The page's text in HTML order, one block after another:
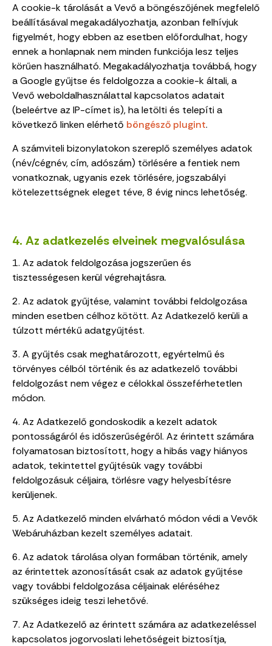
A cookie-k tárolását a Vevő a böngészőjének megfelelő
beállításával megakadályozhatja, azonban felhívjuk
figyelmét, hogy ebben az esetben előfordulhat, hogy
ennek a honlapnak nem minden funkciója lesz teljes
körűen használható. Megakadályozhatja továbbá, hogy
a Google gyűjtse és feldolgozza a cookie-k általi, a
Vevő weboldalhasználattal kapcsolatos adatait
(beleértve az IP-címet is), ha letölti és telepíti a
következő linken elérhető böngésző plugint.
A számviteli bizonylatokon szereplő személyes adatok
(név/cégnév, cím, adószám) törlésére a fentiek nem
vonatkoznak, ugyanis ezek törlésére, jogszabályi
kötelezettségnek eleget téve, 8 évig nincs lehetőség.
4. Az adatkezelés elveinek megvalósulása
1. Az adatok feldolgozása jogszerűen és
tisztességesen kerül végrehajtásra.
2. Az adatok gyűjtése, valamint további feldolgozása
minden esetben célhoz kötött. Az Adatkezelő kerüli a
túlzott mértékű adatgyűjtést.
3. A gyűjtés csak meghatározott, egyértelmű és
törvényes célból történik és az adatkezelő további
feldolgozást nem végez e célokkal összeférhetetlen
módon.
4. Az Adatkezelő gondoskodik a kezelt adatok
pontosságáról és időszerűségéről. Az érintett számára
folyamatosan biztosított, hogy a hibás vagy hiányos
adatok, tekintettel gyűjtésük vagy további
feldolgozásuk céljaira, törlésre vagy helyesbítésre
kerüljenek.
5. Az Adatkezelő minden elvárható módon védi a Vevők
Webáruházban kezelt személyes adatait.
6. Az adatok tárolása olyan formában történik, amely
az érintettek azonosítását csak az adatok gyűjtése
vagy további feldolgozása céljainak eléréséhez
szükséges ideig teszi lehetővé.
7. Az Adatkezelő az érintett számára az adatkezeléssel
kapcsolatos jogorvoslati lehetőségeit biztosítja,